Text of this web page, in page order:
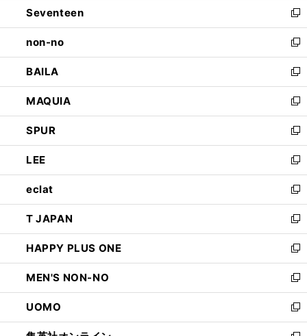
く
で
開
く
ド
ウ
で
開
く
Seventeen
新
し
い
ウ
ィ
ン
ド
ウ
で
開
く
non-no
新
し
い
ウ
ィ
ン
ド
ウ
で
開
く
BAILA
新
し
い
ウ
ィ
ン
ド
ウ
で
開
く
MAQUIA
新
し
い
ウ
ィ
ン
ド
ウ
で
開
く
SPUR
新
し
い
ウ
ィ
ン
ド
ウ
で
開
く
LEE
新
し
い
ウ
ィ
ン
ド
ウ
で
開
く
eclat
新
し
い
ウ
ィ
ン
ド
ウ
で
開
T JAPAN
新
し
い
ウ
ィ
ン
ド
ウ
HAPPY PLUS ONE
新
し
い
ウ
ィ
ン
MEN'S NON-NO
新
し
い
ウ
UOMO
新
し